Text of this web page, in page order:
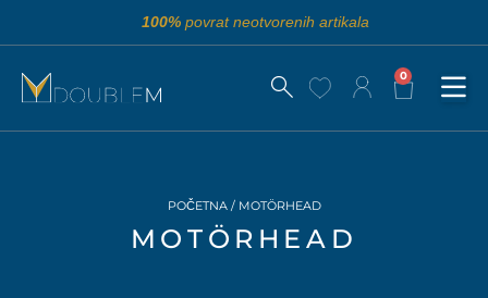
100%povrat neotvorenih artikala
0
POČETNA/ MOTÖRHEAD
MOTÖRHEAD